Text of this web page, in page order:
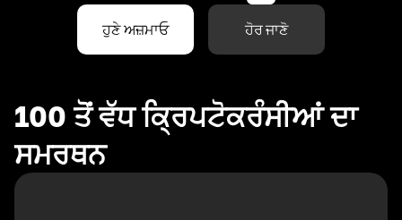
ਹੁਣੇ ਅਜ਼ਮਾਓ ਹੋਰ ਜਾਣੋ
100 ਤੋਂ ਵੱਧ ਕ੍ਰਿਪਟੋਕਰੰਸੀਆਂ ਦਾ
ਸਮਰਥਨ